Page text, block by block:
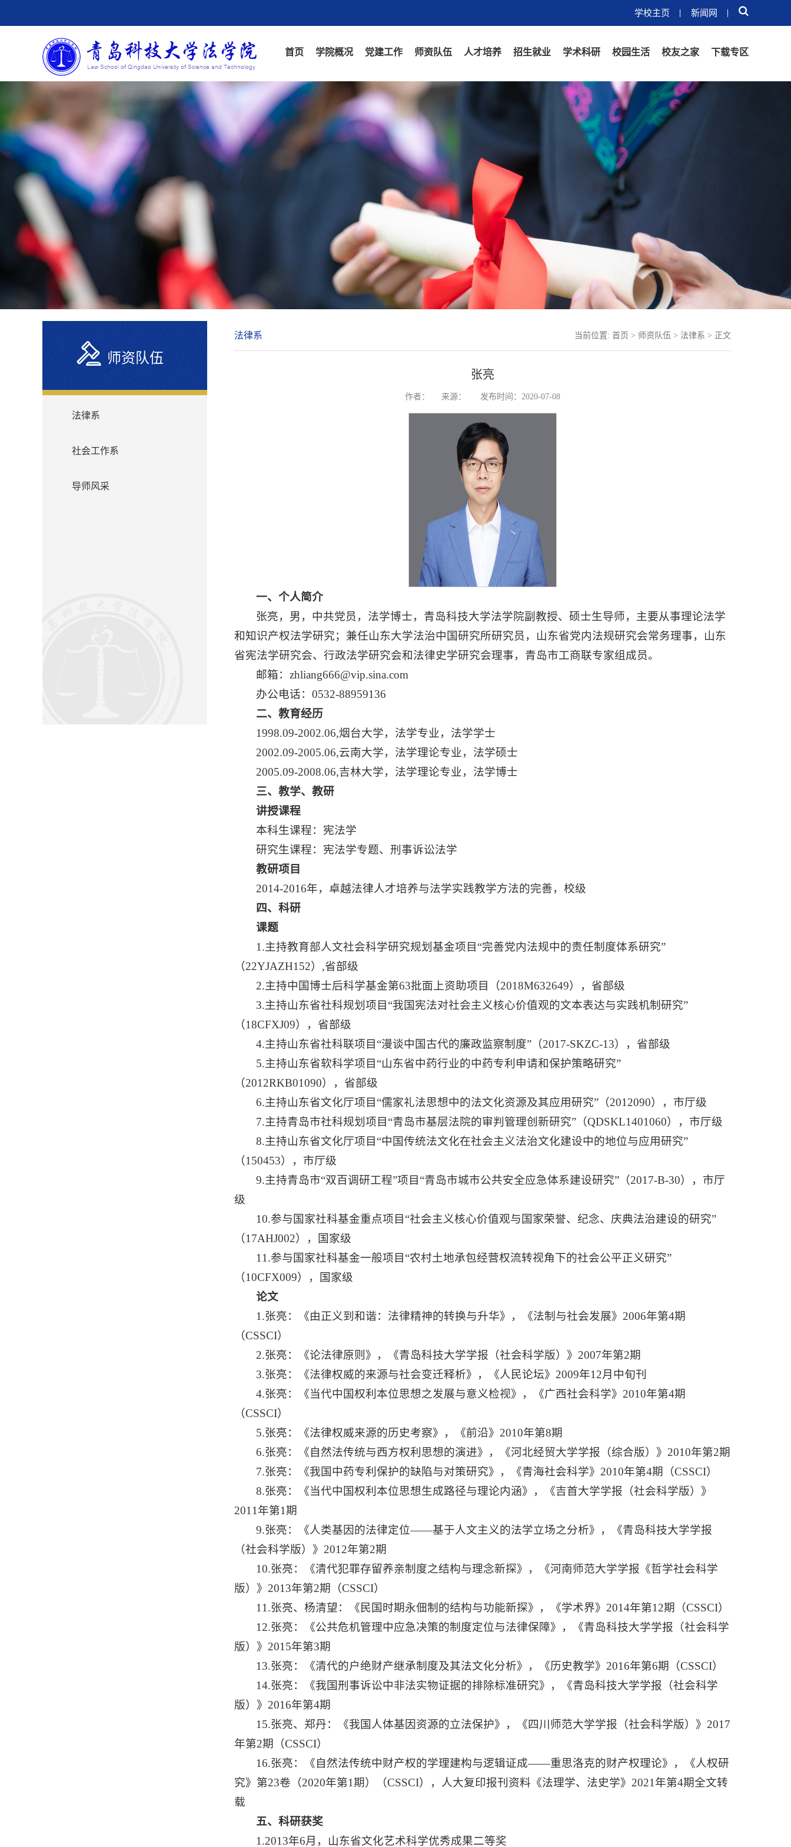
学校主页 新闻网
首页 学院概况 党建工作 师资队伍 人才培养 招生就业 学术科研 校园生活 校友之家 下载专区
师资队伍
法律系
社会工作系
导师风采
法律系 当前位置: 首页 > 师资队伍 > 法律系 > 正文
张亮
作者： 来源： 发布时间：2020-07-08
一、个人简介
张亮，男，中共党员，法学博士，青岛科技大学法学院副教授、硕士生导师，主要从事理论法学
和知识产权法学研究；兼任山东大学法治中国研究所研究员，山东省党内法规研究会常务理事，山东
省宪法学研究会、行政法学研究会和法律史学研究会理事，青岛市工商联专家组成员。
邮箱：zhliang666@vip.sina.com
办公电话：0532-88959136
二、教育经历
1998.09-2002.06,烟台大学，法学专业，法学学士
2002.09-2005.06,云南大学，法学理论专业，法学硕士
2005.09-2008.06,吉林大学，法学理论专业，法学博士
三、教学、教研
讲授课程
本科生课程：宪法学
研究生课程：宪法学专题、刑事诉讼法学
教研项目
2014-2016年，卓越法律人才培养与法学实践教学方法的完善，校级
四、科研
课题
1.主持教育部人文社会科学研究规划基金项目“完善党内法规中的责任制度体系研究”
（22YJAZH152）,省部级
2.主持中国博士后科学基金第63批面上资助项目（2018M632649），省部级
3.主持山东省社科规划项目“我国宪法对社会主义核心价值观的文本表达与实践机制研究”
（18CFXJ09），省部级
4.主持山东省社科联项目“漫谈中国古代的廉政监察制度”（2017-SKZC-13），省部级
5.主持山东省软科学项目“山东省中药行业的中药专利申请和保护策略研究”
（2012RKB01090），省部级
6.主持山东省文化厅项目“儒家礼法思想中的法文化资源及其应用研究”（2012090），市厅级
7.主持青岛市社科规划项目“青岛市基层法院的审判管理创新研究”（QDSKL1401060），市厅级
8.主持山东省文化厅项目“中国传统法文化在社会主义法治文化建设中的地位与应用研究”
（150453），市厅级
9.主持青岛市“双百调研工程”项目“青岛市城市公共安全应急体系建设研究”（2017-B-30），市厅
级
10.参与国家社科基金重点项目“社会主义核心价值观与国家荣誉、纪念、庆典法治建设的研究”
（17AHJ002），国家级
11.参与国家社科基金一般项目“农村土地承包经营权流转视角下的社会公平正义研究”
（10CFX009），国家级
论文
1.张亮：《由正义到和谐：法律精神的转换与升华》，《法制与社会发展》2006年第4期
（CSSCI）
2.张亮：《论法律原则》，《青岛科技大学学报（社会科学版）》2007年第2期
3.张亮：《法律权威的来源与社会变迁释析》，《人民论坛》2009年12月中旬刊
4.张亮：《当代中国权利本位思想之发展与意义检视》，《广西社会科学》2010年第4期
（CSSCI）
5.张亮：《法律权威来源的历史考察》，《前沿》2010年第8期
6.张亮：《自然法传统与西方权利思想的演进》，《河北经贸大学学报（综合版）》2010年第2期
7.张亮：《我国中药专利保护的缺陷与对策研究》，《青海社会科学》2010年第4期（CSSCI）
8.张亮：《当代中国权利本位思想生成路径与理论内涵》，《吉首大学学报（社会科学版）》
2011年第1期
9.张亮：《人类基因的法律定位——基于人文主义的法学立场之分析》，《青岛科技大学学报
（社会科学版）》2012年第2期
10.张亮：《清代犯罪存留养亲制度之结构与理念新探》，《河南师范大学学报《哲学社会科学
版）》2013年第2期（CSSCI）
11.张亮、杨清望：《民国时期永佃制的结构与功能新探》，《学术界》2014年第12期（CSSCI）
12.张亮：《公共危机管理中应急决策的制度定位与法律保障》，《青岛科技大学学报（社会科学
版）》2015年第3期
13.张亮：《清代的户绝财产继承制度及其法文化分析》，《历史教学》2016年第6期（CSSCI）
14.张亮：《我国刑事诉讼中非法实物证据的排除标准研究》，《青岛科技大学学报（社会科学
版）》2016年第4期
15.张亮、郑丹：《我国人体基因资源的立法保护》，《四川师范大学学报（社会科学版）》2017
年第2期（CSSCI）
16.张亮：《自然法传统中财产权的学理建构与逻辑证成——重思洛克的财产权理论》，《人权研
究》第23卷（2020年第1期）（CSSCI），人大复印报刊资料《法理学、法史学》2021年第4期全文转
载
五、科研获奖
1.2013年6月，山东省文化艺术科学优秀成果二等奖